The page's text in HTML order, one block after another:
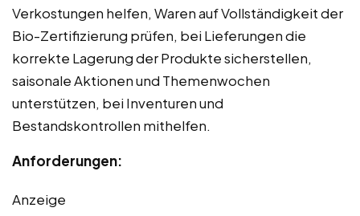
Verkostungen helfen, Waren auf Vollständigkeit der
Bio-Zertifizierung prüfen, bei Lieferungen die
korrekte Lagerung der Produkte sicherstellen,
saisonale Aktionen und Themenwochen
unterstützen, bei Inventuren und
Bestandskontrollen mithelfen.
Anforderungen:
Anzeige